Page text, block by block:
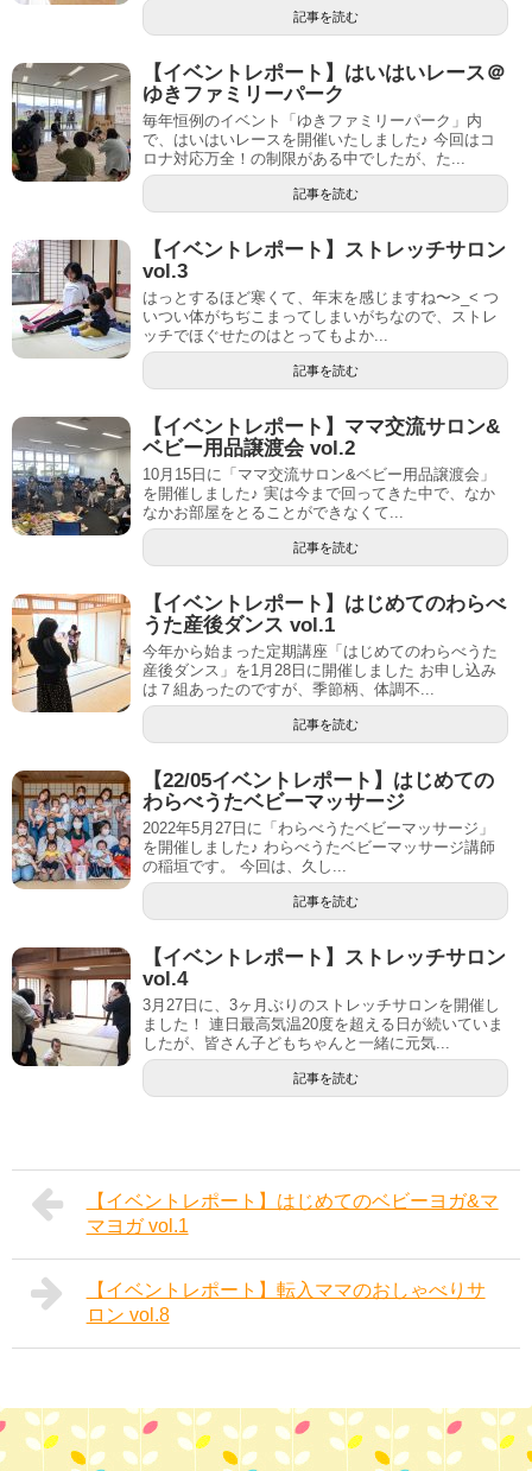
記事を読む
【イベントレポート】はいはいレース＠
ゆきファミリーパーク
毎年恒例のイベント「ゆきファミリーパーク」内
で、はいはいレースを開催いたしました♪ 今回はコ
ロナ対応万全！の制限がある中でしたが、た...
記事を読む
【イベントレポート】ストレッチサロン
vol.3
はっとするほど寒くて、年末を感じますね〜>_< つ
いつい体がちぢこまってしまいがちなので、ストレ
ッチでほぐせたのはとってもよか...
記事を読む
【イベントレポート】ママ交流サロン&
ベビー用品譲渡会 vol.2
10月15日に「ママ交流サロン&ベビー用品譲渡会」
を開催しました♪ 実は今まで回ってきた中で、なか
なかお部屋をとることができなくて...
記事を読む
【イベントレポート】はじめてのわらべ
うた産後ダンス vol.1
今年から始まった定期講座「はじめてのわらべうた
産後ダンス」を1月28日に開催しました お申し込み
は７組あったのですが、季節柄、体調不...
記事を読む
【22/05イベントレポート】はじめての
わらべうたベビーマッサージ
2022年5月27日に「わらべうたベビーマッサージ」
を開催しました♪ わらべうたベビーマッサージ講師
の稲垣です。 今回は、久し...
記事を読む
【イベントレポート】ストレッチサロン
vol.4
3月27日に、3ヶ月ぶりのストレッチサロンを開催し
ました！ 連日最高気温20度を超える日が続いていま
したが、皆さん子どもちゃんと一緒に元気...
記事を読む
【イベントレポート】はじめてのベビーヨガ&マ
マヨガ vol.1
【イベントレポート】転入ママのおしゃべりサ
ロン vol.8